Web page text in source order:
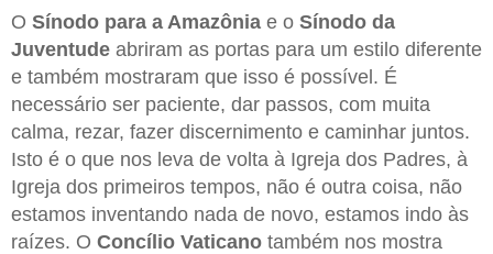
O Sínodo para a Amazônia e o Sínodo da
Juventude abriram as portas para um estilo diferente
e também mostraram que isso é possível. É
necessário ser paciente, dar passos, com muita
calma, rezar, fazer discernimento e caminhar juntos.
Isto é o que nos leva de volta à Igreja dos Padres, à
Igreja dos primeiros tempos, não é outra coisa, não
estamos inventando nada de novo, estamos indo às
raízes. O Concílio Vaticano também nos mostra